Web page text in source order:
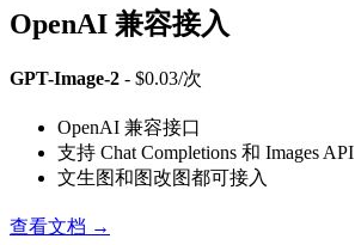
OpenAI 兼容接入
GPT-Image-2 - $0.03/次
OpenAI 兼容接口
支持 Chat Completions 和 Images API
文生图和图改图都可接入
查看文档 →